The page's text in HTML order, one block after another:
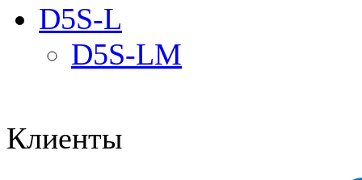
D5S-L
D5S-LM
Клиенты